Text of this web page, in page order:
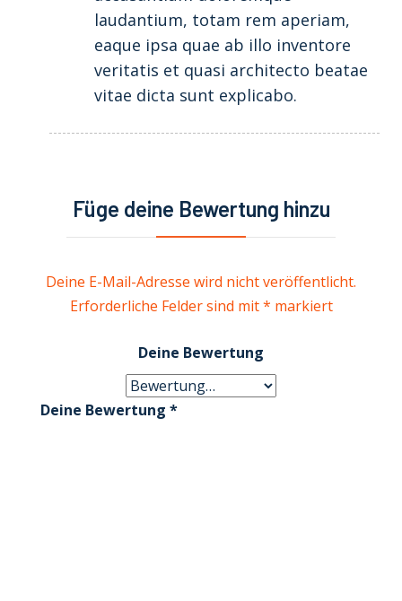
laudantium, totam rem aperiam,
eaque ipsa quae ab illo inventore
veritatis et quasi architecto beatae
vitae dicta sunt explicabo.
Füge deine Bewertung hinzu
Deine E-Mail-Adresse wird nicht veröffentlicht.
Erforderliche Felder sind mit* markiert
Deine Bewertung
Deine Bewertung *